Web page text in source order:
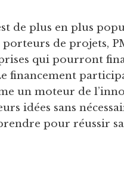
de plus en plus
de projets,
qui pourront
financement
un moteur de
idées sans
pour réussir